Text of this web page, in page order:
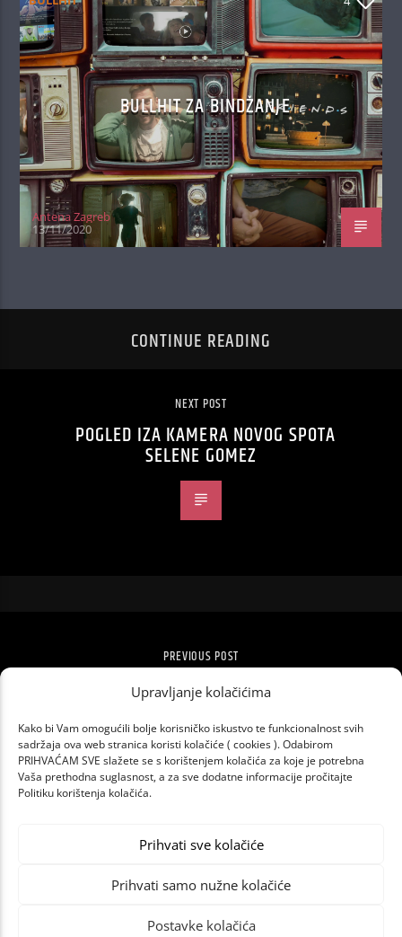
Upravljanje kolačićima
Kako bi Vam omogućili bolje korisničko iskustvo te funkcionalnost svih
sadržaja ova web stranica koristi kolačiće ( cookies ). Odabirom
PRIHVAĆAM SVE slažete se s korištenjem kolačića za koje je potrebna
Vaša prethodna suglasnost, a za sve dodatne informacije pročitajte
Politiku korištenja kolačića.
Prihvati sve kolačiće
Prihvati samo nužne kolačiće
Postavke kolačića
BULLHIT ZA BINDŽANJE
Antena Zagreb
13/11/2020
CONTINUE READING
NEXT POST
POGLED IZA KAMERA NOVOG SPOTA
SELENE GOMEZ
PREVIOUS POST
TALYOR SWIFT JE IZVOĐAČ DESETLJEĆA